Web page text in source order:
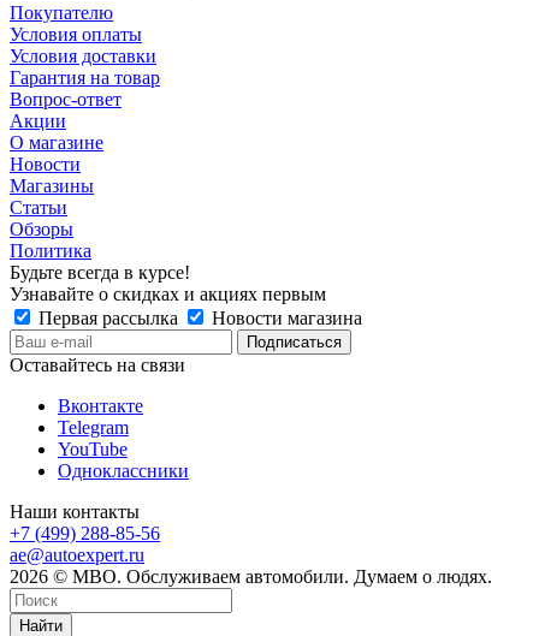
Покупателю
Условия оплаты
Условия доставки
Гарантия на товар
Вопрос-ответ
Акции
О магазине
Новости
Магазины
Статьи
Обзоры
Политика
Будьте всегда в курсе!
Узнавайте о скидках и акциях первым
Первая рассылка
Новости магазина
Оставайтесь на связи
Вконтакте
Telegram
YouTube
Одноклассники
Наши контакты
+7 (499) 288-85-56
ae@autoexpert.ru
2026 © МВО. Обслуживаем автомобили. Думаем о людях.
Найти